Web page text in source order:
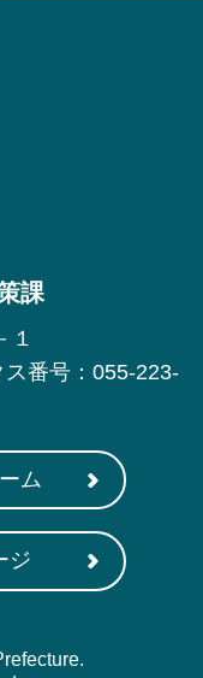
課
１
番号：055-223-
ム
ジ